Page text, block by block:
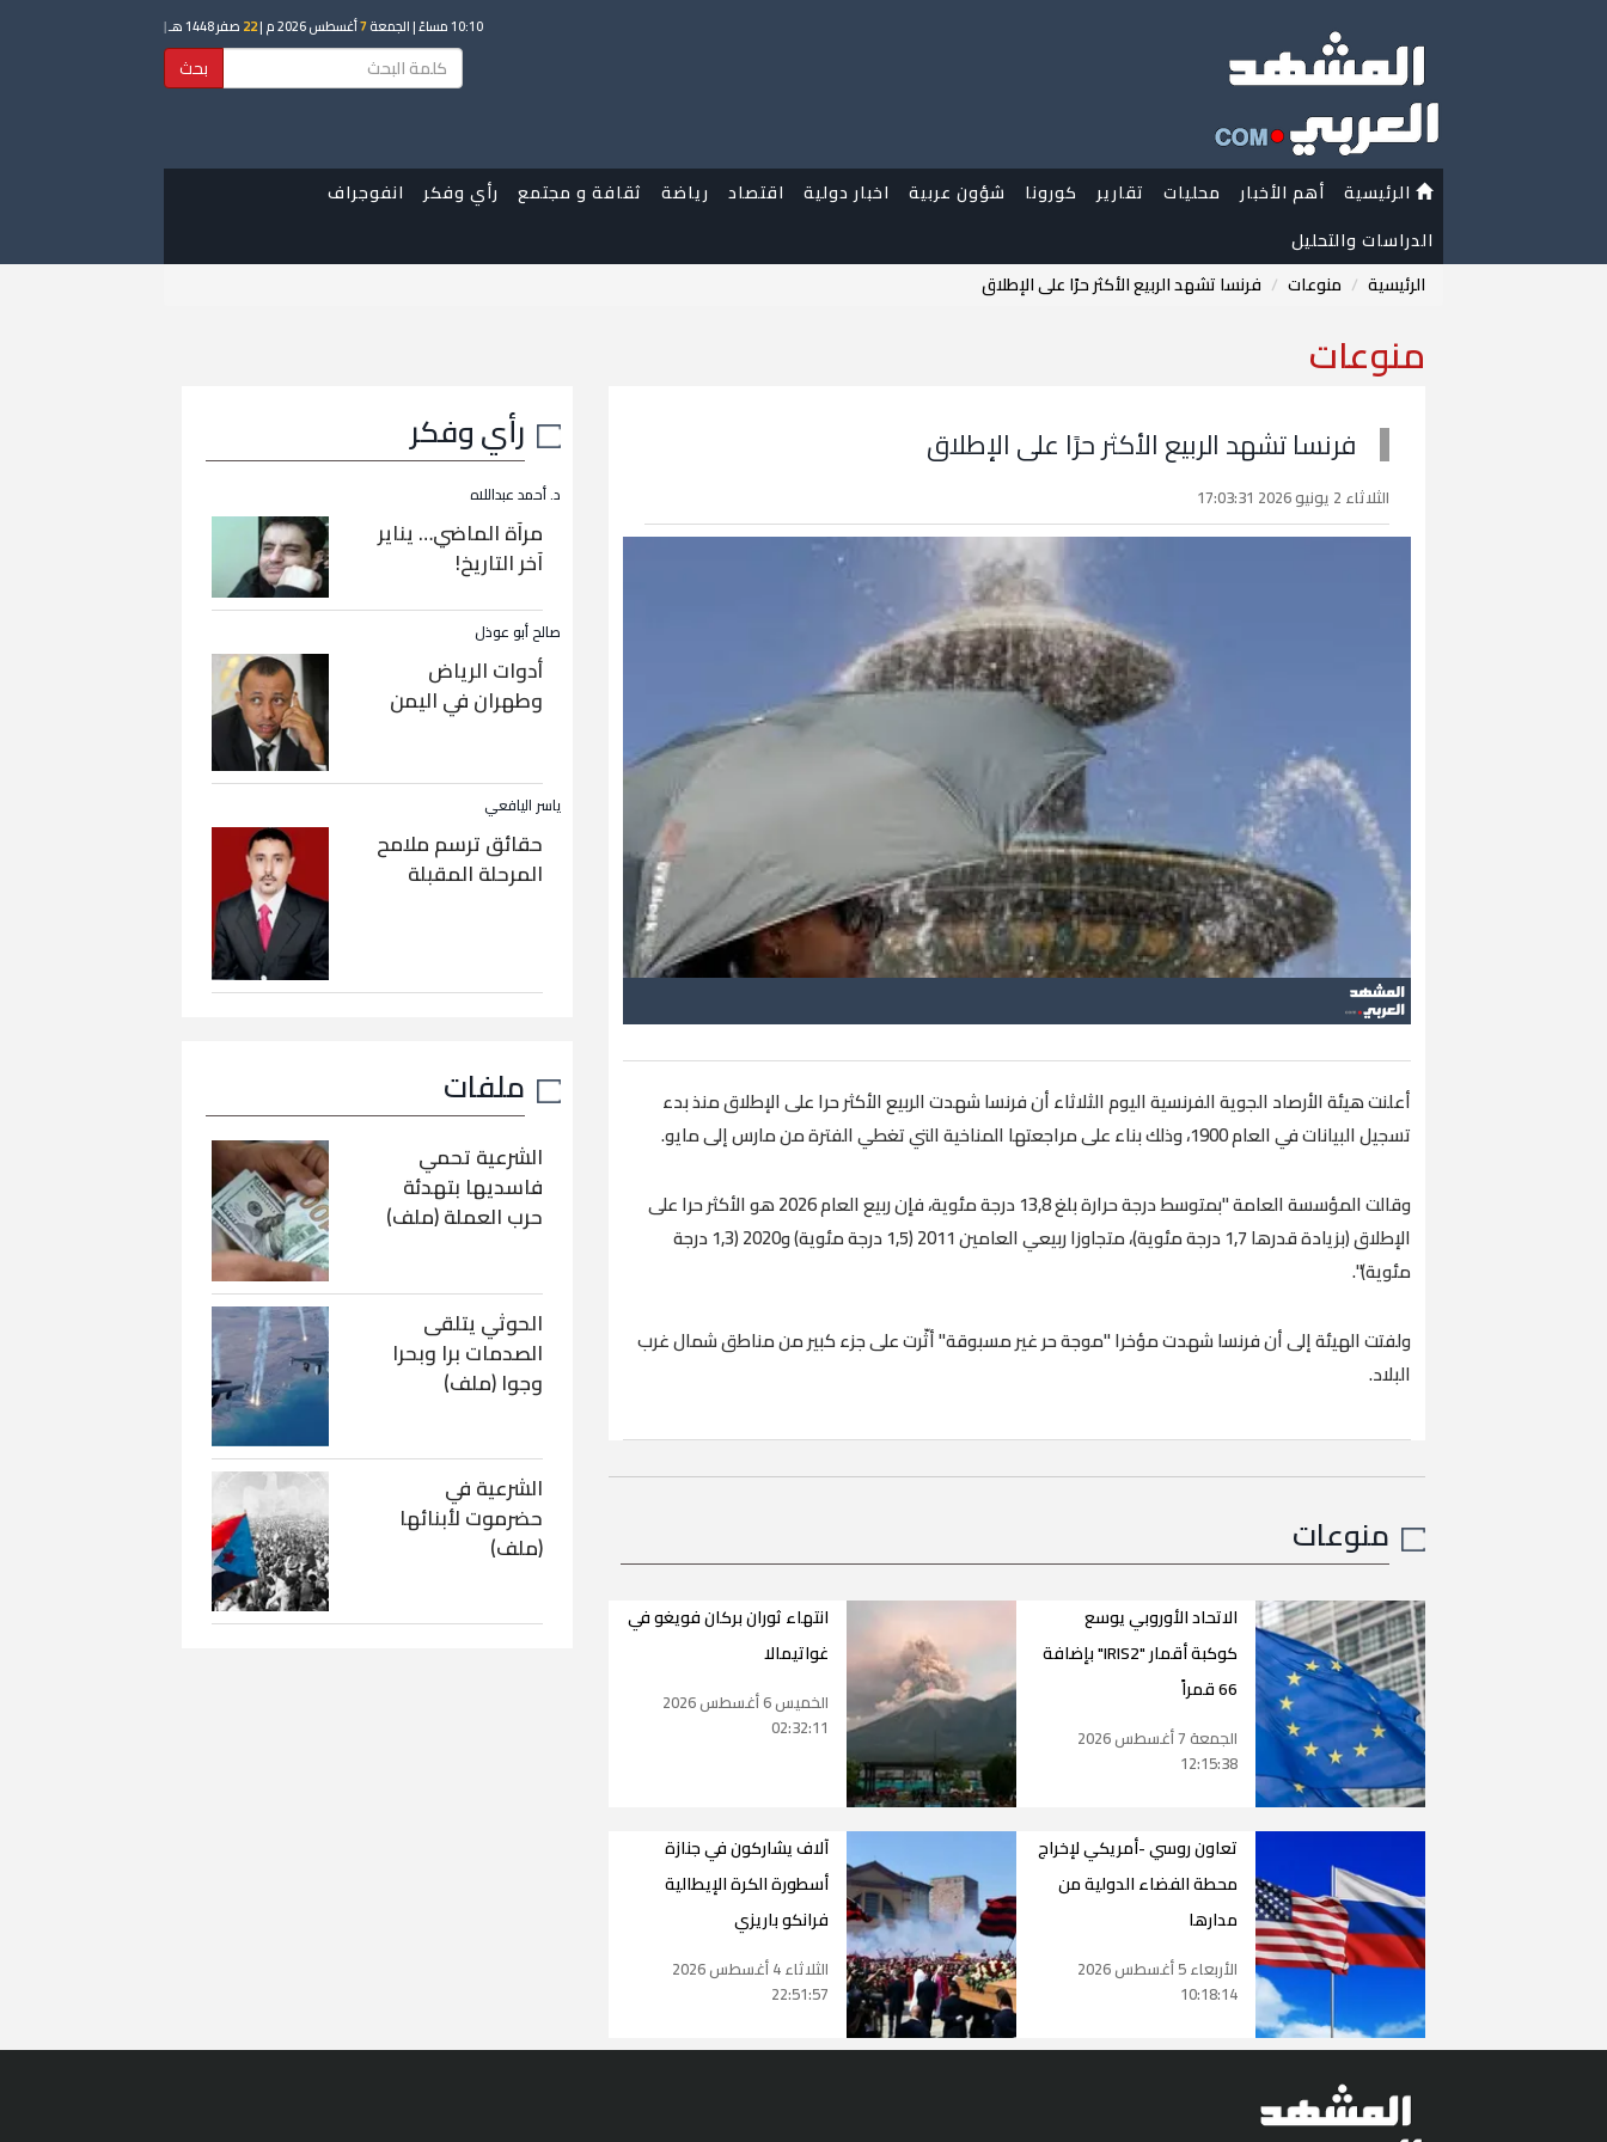
10:10 مساءً | الجمعة7أغسطس 2026 م | 22 صفر 1448 هـ |
بحث
الرئيسية أهم الأخبار محليات تقارير كورونا شؤون عربية اخبار دولية اقتصاد رياضة ثقافة و مجتمع رأي وفكر
انفوجراف
الدراسات والتحليل
الرئيسية
منوعات فرنسا تشهد الربيع الأكثر حرًا على الإطلاق
منوعات
فرنسا تشهد الربيع الأكثر حرًا على الإطلاق
الثلاثاء 2 يونيو 2026 17:03:31
أعلنت هيئة الأرصاد الجوية الفرنسية اليوم الثلاثاء أن فرنسا شهدت الربيع الأكثر حرا على الإطلاق منذ بدء
تسجيل البيانات في العام 1900، وذلك بناء على مراجعتها المناخية التي تغطي الفترة من مارس إلى مايو.
وقالت المؤسسة العامة "بمتوسط درجة حرارة بلغ 13,8 درجة مئوية، فإن ربيع العام 2026 هو الأكثر حرا على
الإطلاق (بزيادة قدرها 1,7 درجة مئوية)، متجاوزا ربيعي العامين 2011 (1,5 درجة مئوية) و2020 (1,3 درجة
مئوية)".
ولفتت الهيئة إلى أن فرنسا شهدت مؤخرا "موجة حر غير مسبوقة" أثّرت على جزء كبير من مناطق شمال غرب
البلاد.
منوعات
الاتحاد الأوروبي يوسع
كوكبة أقمار "IRIS2" بإضافة
66 قمراً
الجمعة 7 أغسطس 2026
12:15:38
انتهاء ثوران بركان فويغو في
غواتيمالا
الخميس 6 أغسطس 2026
02:32:11
تعاون روسي -أمريكي لإخراج
محطة الفضاء الدولية من
مدارها
الأربعاء 5 أغسطس 2026
10:18:14
آلاف يشاركون في جنازة
أسطورة الكرة الإيطالية
فرانكو باريزي
الثلاثاء 4 أغسطس 2026
22:51:57
رأي وفكر
د. أحمد عبداللاه
مرآة الماضي… يناير
آخر التاريخ!
صالح أبو عوذل
أدوات الرياض
وطهران في اليمن
ياسر اليافعي
حقائق ترسم ملامح
المرحلة المقبلة
ملفات
الشرعية تحمي
فاسديها بتهدئة
حرب العملة (ملف)
الحوثي يتلقى
الصدمات برا وبحرا
وجوا (ملف)
الشرعية في
حضرموت لأبنائها
(ملف)